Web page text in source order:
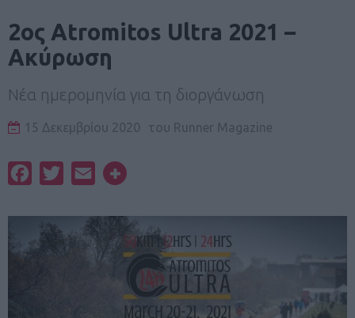
2ος Atromitos Ultra 2021 –
Ακύρωση
Νέα ημερομηνία για τη διοργάνωση
15 Δεκεμβρίου 2020 του Runner Magazine
FacebookTwitterEmail